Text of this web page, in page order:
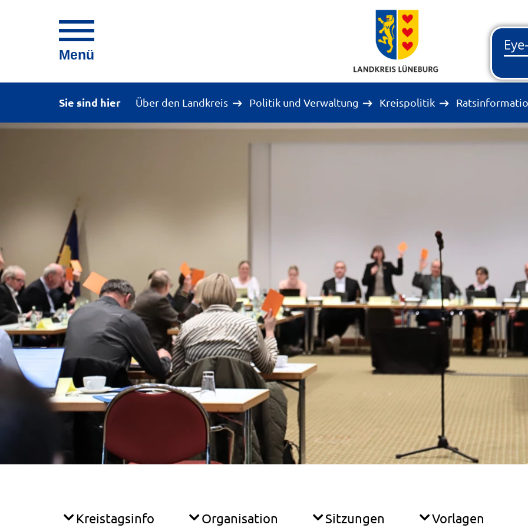
Menü
Sie sind hier Über den Landkreis Politik und Verwaltung Kreispolitik
Kreistagsinfo Organisation Sitzungen Vorlagen